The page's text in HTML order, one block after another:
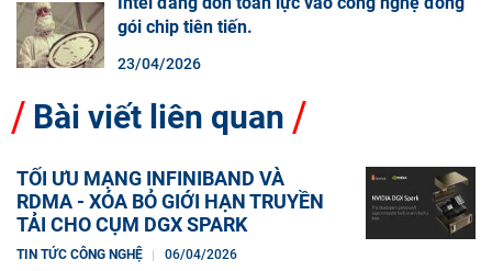
gói chip tiên tiến.
23/04/2026
Bài viết liên quan
TỐI ƯU MẠNG INFINIBAND VÀ
RDMA - XÓA BỎ GIỚI HẠN TRUYỀN
TẢI CHO CỤM DGX SPARK
TIN TỨC CÔNG NGHỆ 06/04/2026